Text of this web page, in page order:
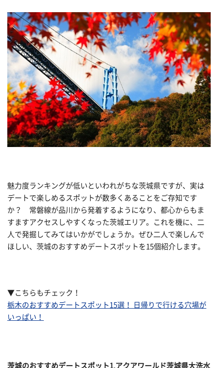
魅力度ランキングが低いといわれがちな茨城県ですが、実は
デートで楽しめるスポットが数多くあることをご存知です
か？ 常磐線が品川から発着するようになり、都心からもま
すますアクセスしやすくなった茨城エリア。これを機に、二
人で発掘してみてはいかがでしょうか。ぜひ二人で楽しんで
ほしい、茨城のおすすめデートスポットを15個紹介します。
▼こちらもチェック！
栃木のおすすめデートスポット15選！ 日帰りで行ける穴場が
いっぱい！
茨城のおすすめデートスポット1.アクアワールド茨城県大洗水